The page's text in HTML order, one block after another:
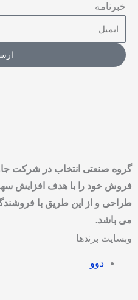
خبرنامه
گروه صنعتی انتخاب در شرکت
فروش خود را با هدف افزایش
طراحی و از این طریق با
می باشد.
وبسایت برندها
دوو